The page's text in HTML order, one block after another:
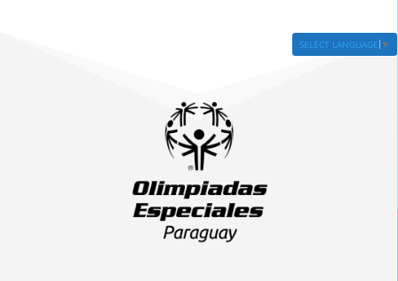
SELECT LANGUAGE ▼